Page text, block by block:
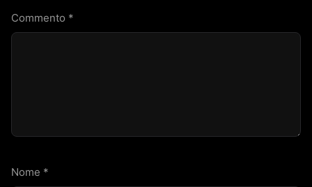
Commento *
Nome *